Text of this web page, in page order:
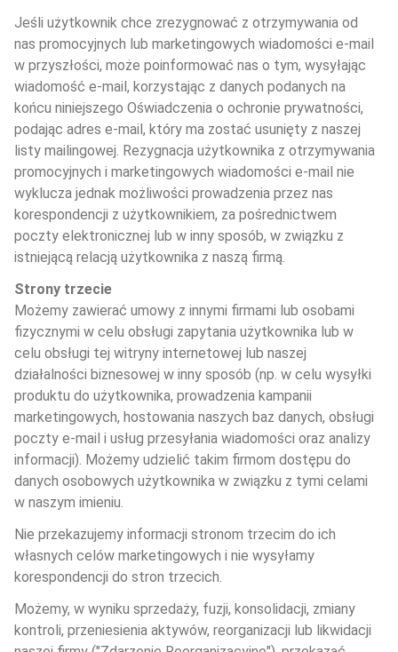
Jeśli użytkownik chce zrezygnować z otrzymywania od
nas promocyjnych lub marketingowych wiadomości e-mail
w przyszłości, może poinformować nas o tym, wysyłając
wiadomość e-mail, korzystając z danych podanych na
końcu niniejszego Oświadczenia o ochronie prywatności,
podając adres e-mail, który ma zostać usunięty z naszej
listy mailingowej. Rezygnacja użytkownika z otrzymywania
promocyjnych i marketingowych wiadomości e-mail nie
wyklucza jednak możliwości prowadzenia przez nas
korespondencji z użytkownikiem, za pośrednictwem
poczty elektronicznej lub w inny sposób, w związku z
istniejącą relacją użytkownika z naszą firmą.
Strony trzecie
Możemy zawierać umowy z innymi firmami lub osobami
fizycznymi w celu obsługi zapytania użytkownika lub w
celu obsługi tej witryny internetowej lub naszej
działalności biznesowej w inny sposób (np. w celu wysyłki
produktu do użytkownika, prowadzenia kampanii
marketingowych, hostowania naszych baz danych, obsługi
poczty e-mail i usług przesyłania wiadomości oraz analizy
informacji). Możemy udzielić takim firmom dostępu do
danych osobowych użytkownika w związku z tymi celami
w naszym imieniu.
Nie przekazujemy informacji stronom trzecim do ich
własnych celów marketingowych i nie wysyłamy
korespondencji do stron trzecich.
Możemy, w wyniku sprzedaży, fuzji, konsolidacji, zmiany
kontroli, przeniesienia aktywów, reorganizacji lub likwidacji